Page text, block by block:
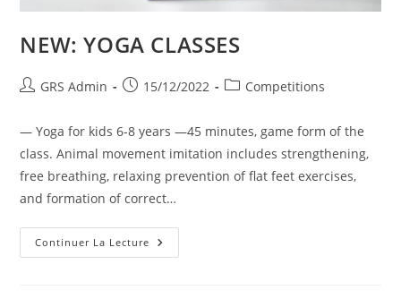
NEW: YOGA CLASSES
GRS Admin 15/12/2022 Competitions
— Yoga for kids 6-8 years —45 minutes, game form of the
class. Animal movement imitation includes strengthening,
free breathing, relaxing prevention of flat feet exercises,
and formation of correct…
Continuer La Lecture